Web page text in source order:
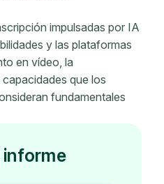
impulsadas por IA
y las plataformas
en vídeo, la
que los
fundamentales
informe